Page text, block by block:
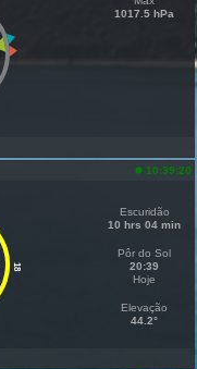
1017.5 hPa
10:39:20
18
Escuridão
10 hrs 04 min
Pôr do Sol
20:39
Hoje
Elevação
44.2°